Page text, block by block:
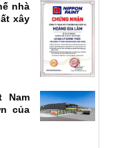
nhà
Nam
của